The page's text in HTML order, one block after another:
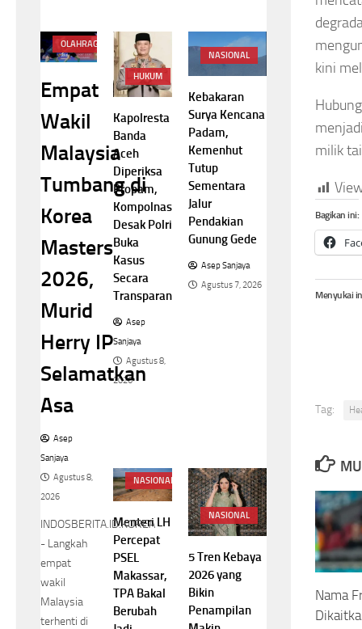
kini
milik
Bagikan ini:
Menyukai
Tag:
Nama
OLAHRAGA
Empat
Wakil
Malaysia
Tumbang di
Korea
Masters
2026,
Murid
Herry IP
Selamatkan
Asa
Asep
Sanjaya
Agustus 8,
2026
INDOSBERITA.ID.KOREA
- Langkah
empat
wakil
Malaysia
terhenti di
HUKUM
Kapolresta
Banda
Aceh
Diperiksa
Propam,
Kompolnas
Desak Polri
Buka
Kasus
Secara
Transparan
Asep
Sanjaya
Agustus 8,
2026
NASIONAL
Kebakaran
Surya Kencana
Padam,
Kemenhut
Tutup
Sementara
Jalur
Pendakian
Gunung Gede
Asep Sanjaya
Agustus 7, 2026
NASIONAL
Menteri LH
Percepat
PSEL
Makassar,
TPA Bakal
Berubah
NASIONAL
5 Tren Kebaya
2026 yang
Bikin
Penampilan